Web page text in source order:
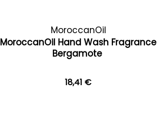
MoroccanOil
MoroccanOil Hand Wash Fragrance
Bergamote
18,41 €